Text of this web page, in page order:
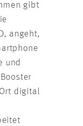
gibt
angeht,
und
digital